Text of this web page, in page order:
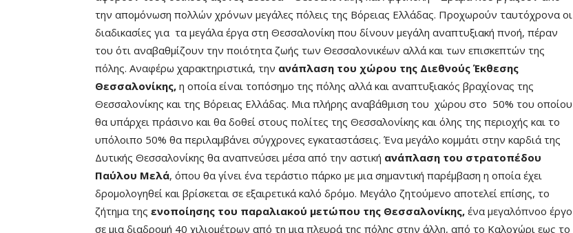
την απομόνωση πολλών χρόνων μεγάλες πόλεις της Βόρειας Ελλάδας. Προχωρούν ταυτόχρονα οι
διαδικασίες για τα μεγάλα έργα στη Θεσσαλονίκη που δίνουν μεγάλη αναπτυξιακή πνοή, πέραν
του ότι αναβαθμίζουν την ποιότητα ζωής των Θεσσαλονικέων αλλά και των επισκεπτών της
πόλης. Αναφέρω χαρακτηριστικά, την ανάπλαση του χώρου της Διεθνούς Έκθεσης
Θεσσαλονίκης, η οποία είναι τοπόσημο της πόλης αλλά και αναπτυξιακός βραχίονας της
Θεσσαλονίκης και της Βόρειας Ελλάδας. Μια πλήρης αναβάθμιση του χώρου στο 50% του οποίου
θα υπάρχει πράσινο και θα δοθεί στους πολίτες της Θεσσαλονίκης και όλης της περιοχής και το
υπόλοιπο 50% θα περιλαμβάνει σύγχρονες εγκαταστάσεις. Ένα μεγάλο κομμάτι στην καρδιά της
Δυτικής Θεσσαλονίκης θα αναπνεύσει μέσα από την αστική ανάπλαση του στρατοπέδου
Παύλου Μελά, όπου θα γίνει ένα τεράστιο πάρκο με μια σημαντική παρέμβαση η οποία έχει
δρομολογηθεί και βρίσκεται σε εξαιρετικά καλό δρόμο. Μεγάλο ζητούμενο αποτελεί επίσης, το
ζήτημα της ενοποίησης του παραλιακού μετώπου της Θεσσαλονίκης, ένα μεγαλόπνοο έργο
σε μια διαδρομή 40 χιλιομέτρων από τη μια πλευρά της πόλης στην άλλη, από το Καλοχώρι εως το